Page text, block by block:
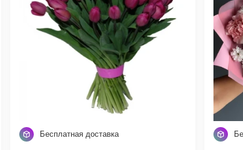
Бесплатная доставка